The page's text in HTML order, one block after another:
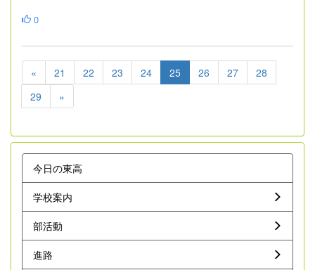
0
« 21 22 23 24 25 26 27
28
29
»
今日の東高
学校案内
部活動
進路